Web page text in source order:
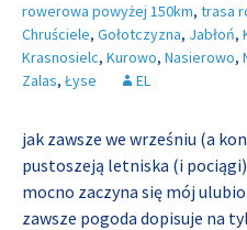
rowerowa powyżej 150km, trasa
Chruściele, Gołotczyzna, Jabłoń,
Krasnosielc, Kurowo, Nasierowo,
Zalas, Łyse EL
jak zawsze we wrześniu (a
pustoszeją letniska (i pociągi)
mocno zaczyna się mój
zawsze pogoda dopisuje na